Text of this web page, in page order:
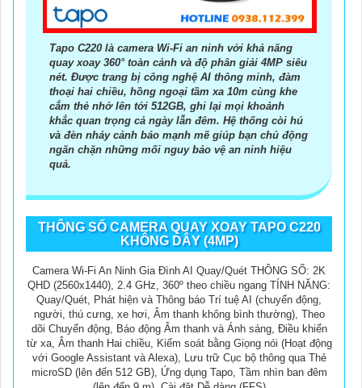
Tapo C220 là camera Wi-Fi an ninh với khả năng
quay xoay 360° toàn cảnh và độ phân giải 4MP siêu
nét. Được trang bị công nghệ AI thông minh, đàm
thoại hai chiều, hồng ngoại tầm xa 10m cùng khe
cắm thẻ nhớ lên tới 512GB, ghi lại mọi khoảnh
khắc quan trọng cả ngày lẫn đêm. Hệ thống còi hú
và đèn nháy cảnh báo mạnh mẽ giúp bạn chủ động
ngăn chặn những mối nguy bảo vệ an ninh hiệu
quả.
THÔNG SỐ CAMERA QUAY XOAY TAPO C220
KHÔNG DÂY (4MP)
Camera Wi-Fi An Ninh Gia Đình AI Quay/Quét THÔNG SỐ: 2K
QHD (2560x1440), 2.4 GHz, 360º theo chiều ngang TÍNH NĂNG:
Quay/Quét, Phát hiện và Thông báo Trí tuệ AI (chuyển động,
người, thú cưng, xe hơi, Âm thanh không bình thường), Theo
dõi Chuyển động, Báo động Âm thanh và Ánh sáng, Điều khiển
từ xa, Âm thanh Hai chiều, Kiểm soát bằng Giọng nói (Hoạt động
với Google Assistant và Alexa), Lưu trữ Cục bộ thông qua Thẻ
microSD (lên đến 512 GB), Ứng dụng Tapo, Tầm nhìn ban đêm